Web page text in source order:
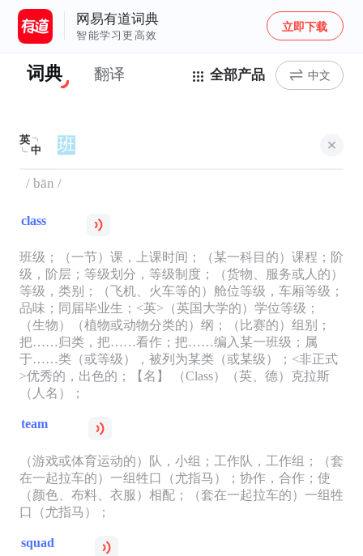
网易有道词典
智能学习更高效
立即下载
词典 翻译 全部产品 中文
英
中
/ bān /
class
班级；（一节）课，上课时间；（某一科目的）课程；阶
级，阶层；等级划分，等级制度；（货物、服务或人的）
等级，类别；（飞机、火车等的）舱位等级，车厢等级；
品味；同届毕业生；<英>（英国大学的）学位等级；
（生物）（植物或动物分类的）纲；（比赛的）组别；
把……归类，把……看作；把……编入某一班级；属
于……类（或等级），被列为某类（或某级）；<非正式
>优秀的，出色的；【名】 （Class）（英、德）克拉斯
（人名）；
team
（游戏或体育运动的）队，小组；工作队，工作组；（套
在一起拉车的）一组牲口（尤指马）；协作，合作；使
（颜色、布料、衣服）相配；（套在一起拉车的）一组牲
口（尤指马）；
squad